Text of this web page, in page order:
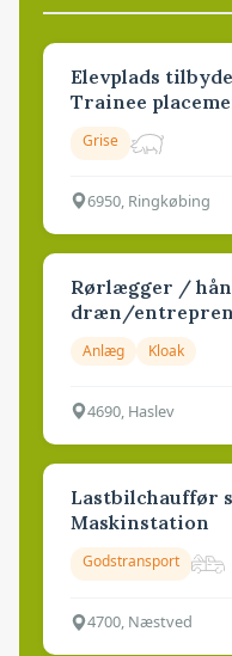
Elevplads
Trainee
Grise
6950, Ringkøbing
Rørlægger /
dræn/
Anlæg Kloak
4690, Haslev
Lastbilchauffør
Maskinstation
Godstransport
4700, Næstved